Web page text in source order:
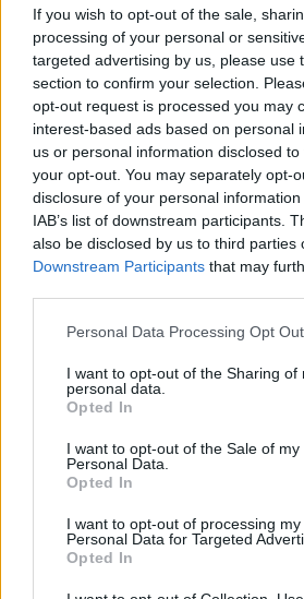
If you wish to opt-out of the sale,
processing of your personal or
targeted advertising by us, please use
section to confirm your selection.
opt-out request is processed you may
interest-based ads based on personal
us or personal information disclosed
your opt-out. You may separately opt-
disclosure of your personal
IAB’s list of downstream participants.
also be disclosed by us to third parties
Downstream Participants that may
Please note that this website/app uses
not limited to your visit or usage
grant or deny consent to Google and
use your data for below specified
consent section.
Personal Data Processing Opt
I want to opt-out of the Sharing of
personal data.
Opted In
I want to opt-out of the Sale of my
Personal Data.
Opted In
I want to opt-out of processing my
Personal Data for Targeted
Opted In
zsinagógában is. Ugyan
pezsgő vidéki közösségnek
Hollandia északi részén
legakkurátusabb zsidók
intézkedéssorozat is a
amely e közösségek
megsemmisítésében
holland napilap, a
Groningen közel 3 ezer
holokauszt végére csak 150
maradt életben.
A groningeni zsinagóga
múzeumként működik, és
rendeznek vallási